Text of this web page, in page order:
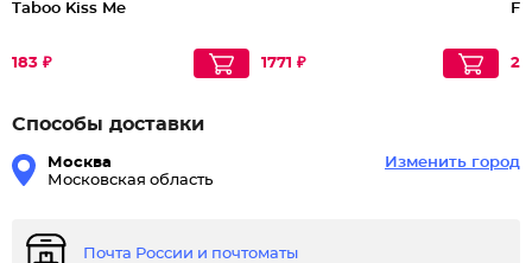
Taboo Kiss Me
183 ₽ 1771 ₽
Способы доставки
Москва
Московская область
Изменить город
Почта России и почтоматы